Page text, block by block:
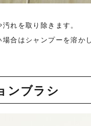
れを取り除きます。
合はシャンプーを溶か
ンブラシ